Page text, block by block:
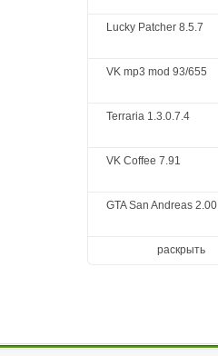
Lucky Patcher 8.5.7
VK mp3 mod 93/655
Terraria 1.3.0.7.4
VK Coffee 7.91
GTA San Andreas 2.00
раскрыть